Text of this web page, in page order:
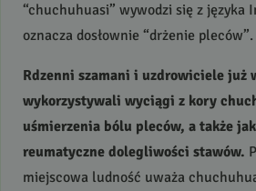
“chuchuhuasi” wywodzi się z języka
oznacza dosłownie “drżenie pleców”.
Rdzenni szamani i uzdrowiciele już
wykorzystywali wyciągi z kory
uśmierzenia bólu pleców, a także
reumatyczne dolegliwości stawów.
miejscowa ludność uważa